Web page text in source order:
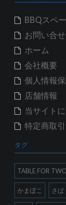
BBQスペ
お問い合せ
ホーム
会社概要
個人情報
店舗情報
当サイト
特定商取
タグ
TABLE FOR TWO
かまぼこ さば